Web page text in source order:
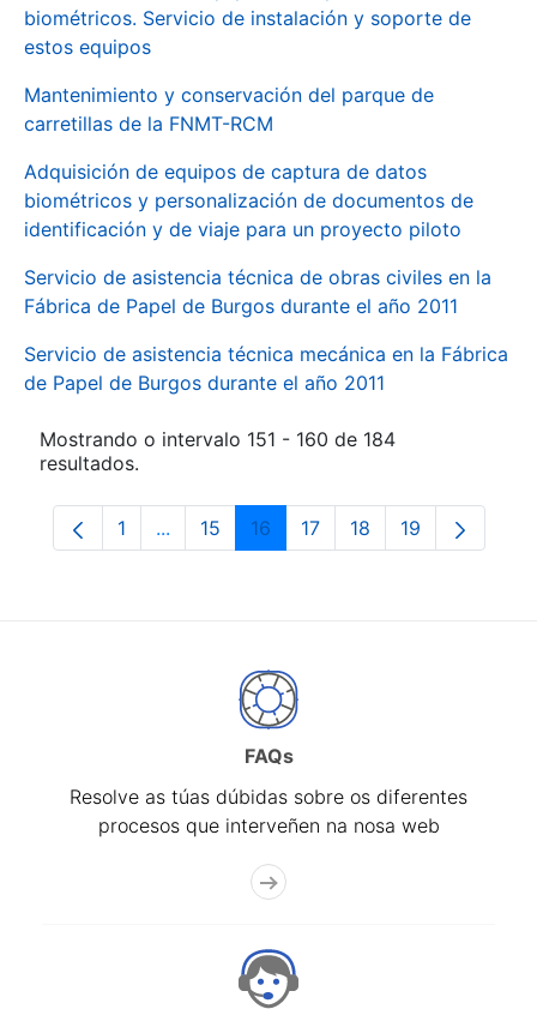
biométricos. Servicio de instalación y soporte de
estos equipos
Mantenimiento y conservación del parque de
carretillas de la FNMT-RCM
Adquisición de equipos de captura de datos
biométricos y personalización de documentos de
identificación y de viaje para un proyecto piloto
Servicio de asistencia técnica de obras civiles en la
Fábrica de Papel de Burgos durante el año 2011
Servicio de asistencia técnica mecánica en la Fábrica
de Papel de Burgos durante el año 2011
Mostrando o intervalo 151 - 160 de 184
resultados.
Páxina
1 ...Páxinas intermedias Use pestaña para
Páxina
15 Páxina
16 Páxina
17 Páxina
18 Páxina
19
FAQs
Resolve as túas dúbidas sobre os diferentes
procesos que interveñen na nosa web